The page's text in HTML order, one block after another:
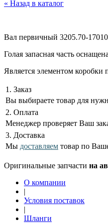
« Назад в каталог
Вал первичный 3205.70-
Голая запасная часть
Является элементом коробки
1. Заказ
Вы выбираете товар для
2. Оплата
Менеджер проверяет Ваш
3. Доставка
Мы доставляем товар по
Оригинальные запчасти на
О компании
|
Условия поставок
|
Шланги